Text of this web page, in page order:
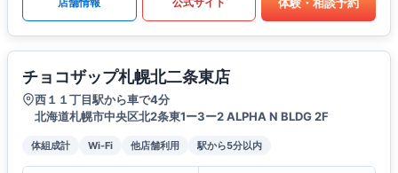
チョコザップ札幌北二条東店
西１１丁目駅から車で4分
北海道札幌市中央区北2条東1ー3ー2 ALPHA N BLDG 2F
体組成計 Wi-Fi 他店舗利用 駅から5分以内